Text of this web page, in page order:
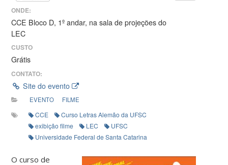
ONDE:
CCE Bloco D, 1º andar, na sala de projeções do
LEC
CUSTO
Grátis
CONTATO:
Site do evento
EVENTO FILME
CCE
Curso Letras Alemão da UFSC
exibição filme
LEC
UFSC
Universidade Federal de Santa Catarina
O curso de